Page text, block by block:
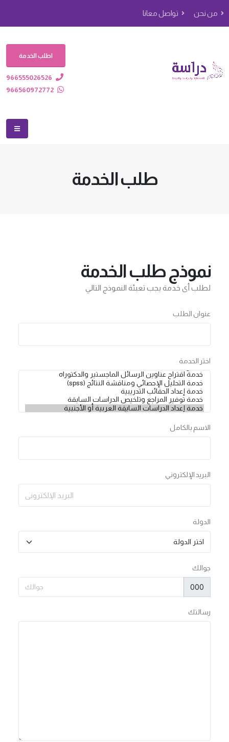
من نحن تواصل معانا
اطلب الخدمة
966555026526
966560972772
طلب الخدمة
نموذج طلب الخدمة
لطلب أى خدمة يجب تعبئة النموذج التالي
عنوان الطلب
اختر الخدمة
الاسم بالكامل
البريد الإلكتروني
الدولة
جوالك
000
رسالتك